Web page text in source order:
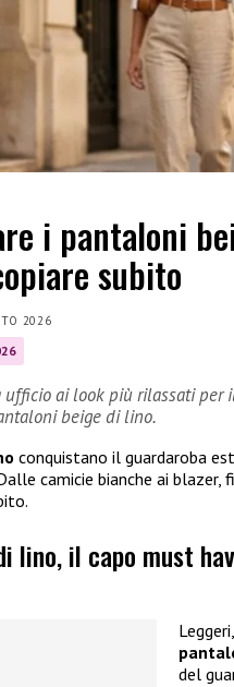
i pantaloni
subito
2026
ai look più rilassati
beige di lino.
conquistano il guardaroba
camicie bianche ai blazer,
lino, il capo must
del